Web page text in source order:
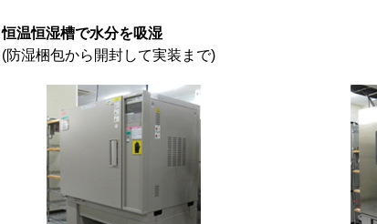
恒温恒湿槽で水分を吸湿
(防湿梱包から開封して実装まで)